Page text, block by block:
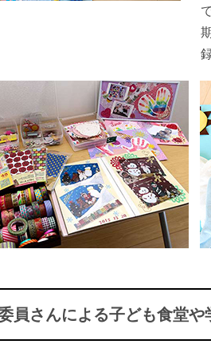
員さんによる子ども食堂や